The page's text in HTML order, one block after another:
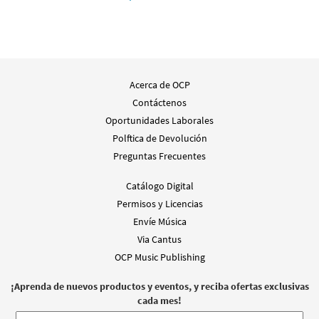
Acerca de OCP
Contáctenos
Oportunidades Laborales
Polftica de Devolución
Preguntas Frecuentes
Catálogo Digital
Permisos y Licencias
Envíe Música
Via Cantus
OCP Music Publishing
¡Aprenda de nuevos productos y eventos, y reciba ofertas exclusivas
cada mes!